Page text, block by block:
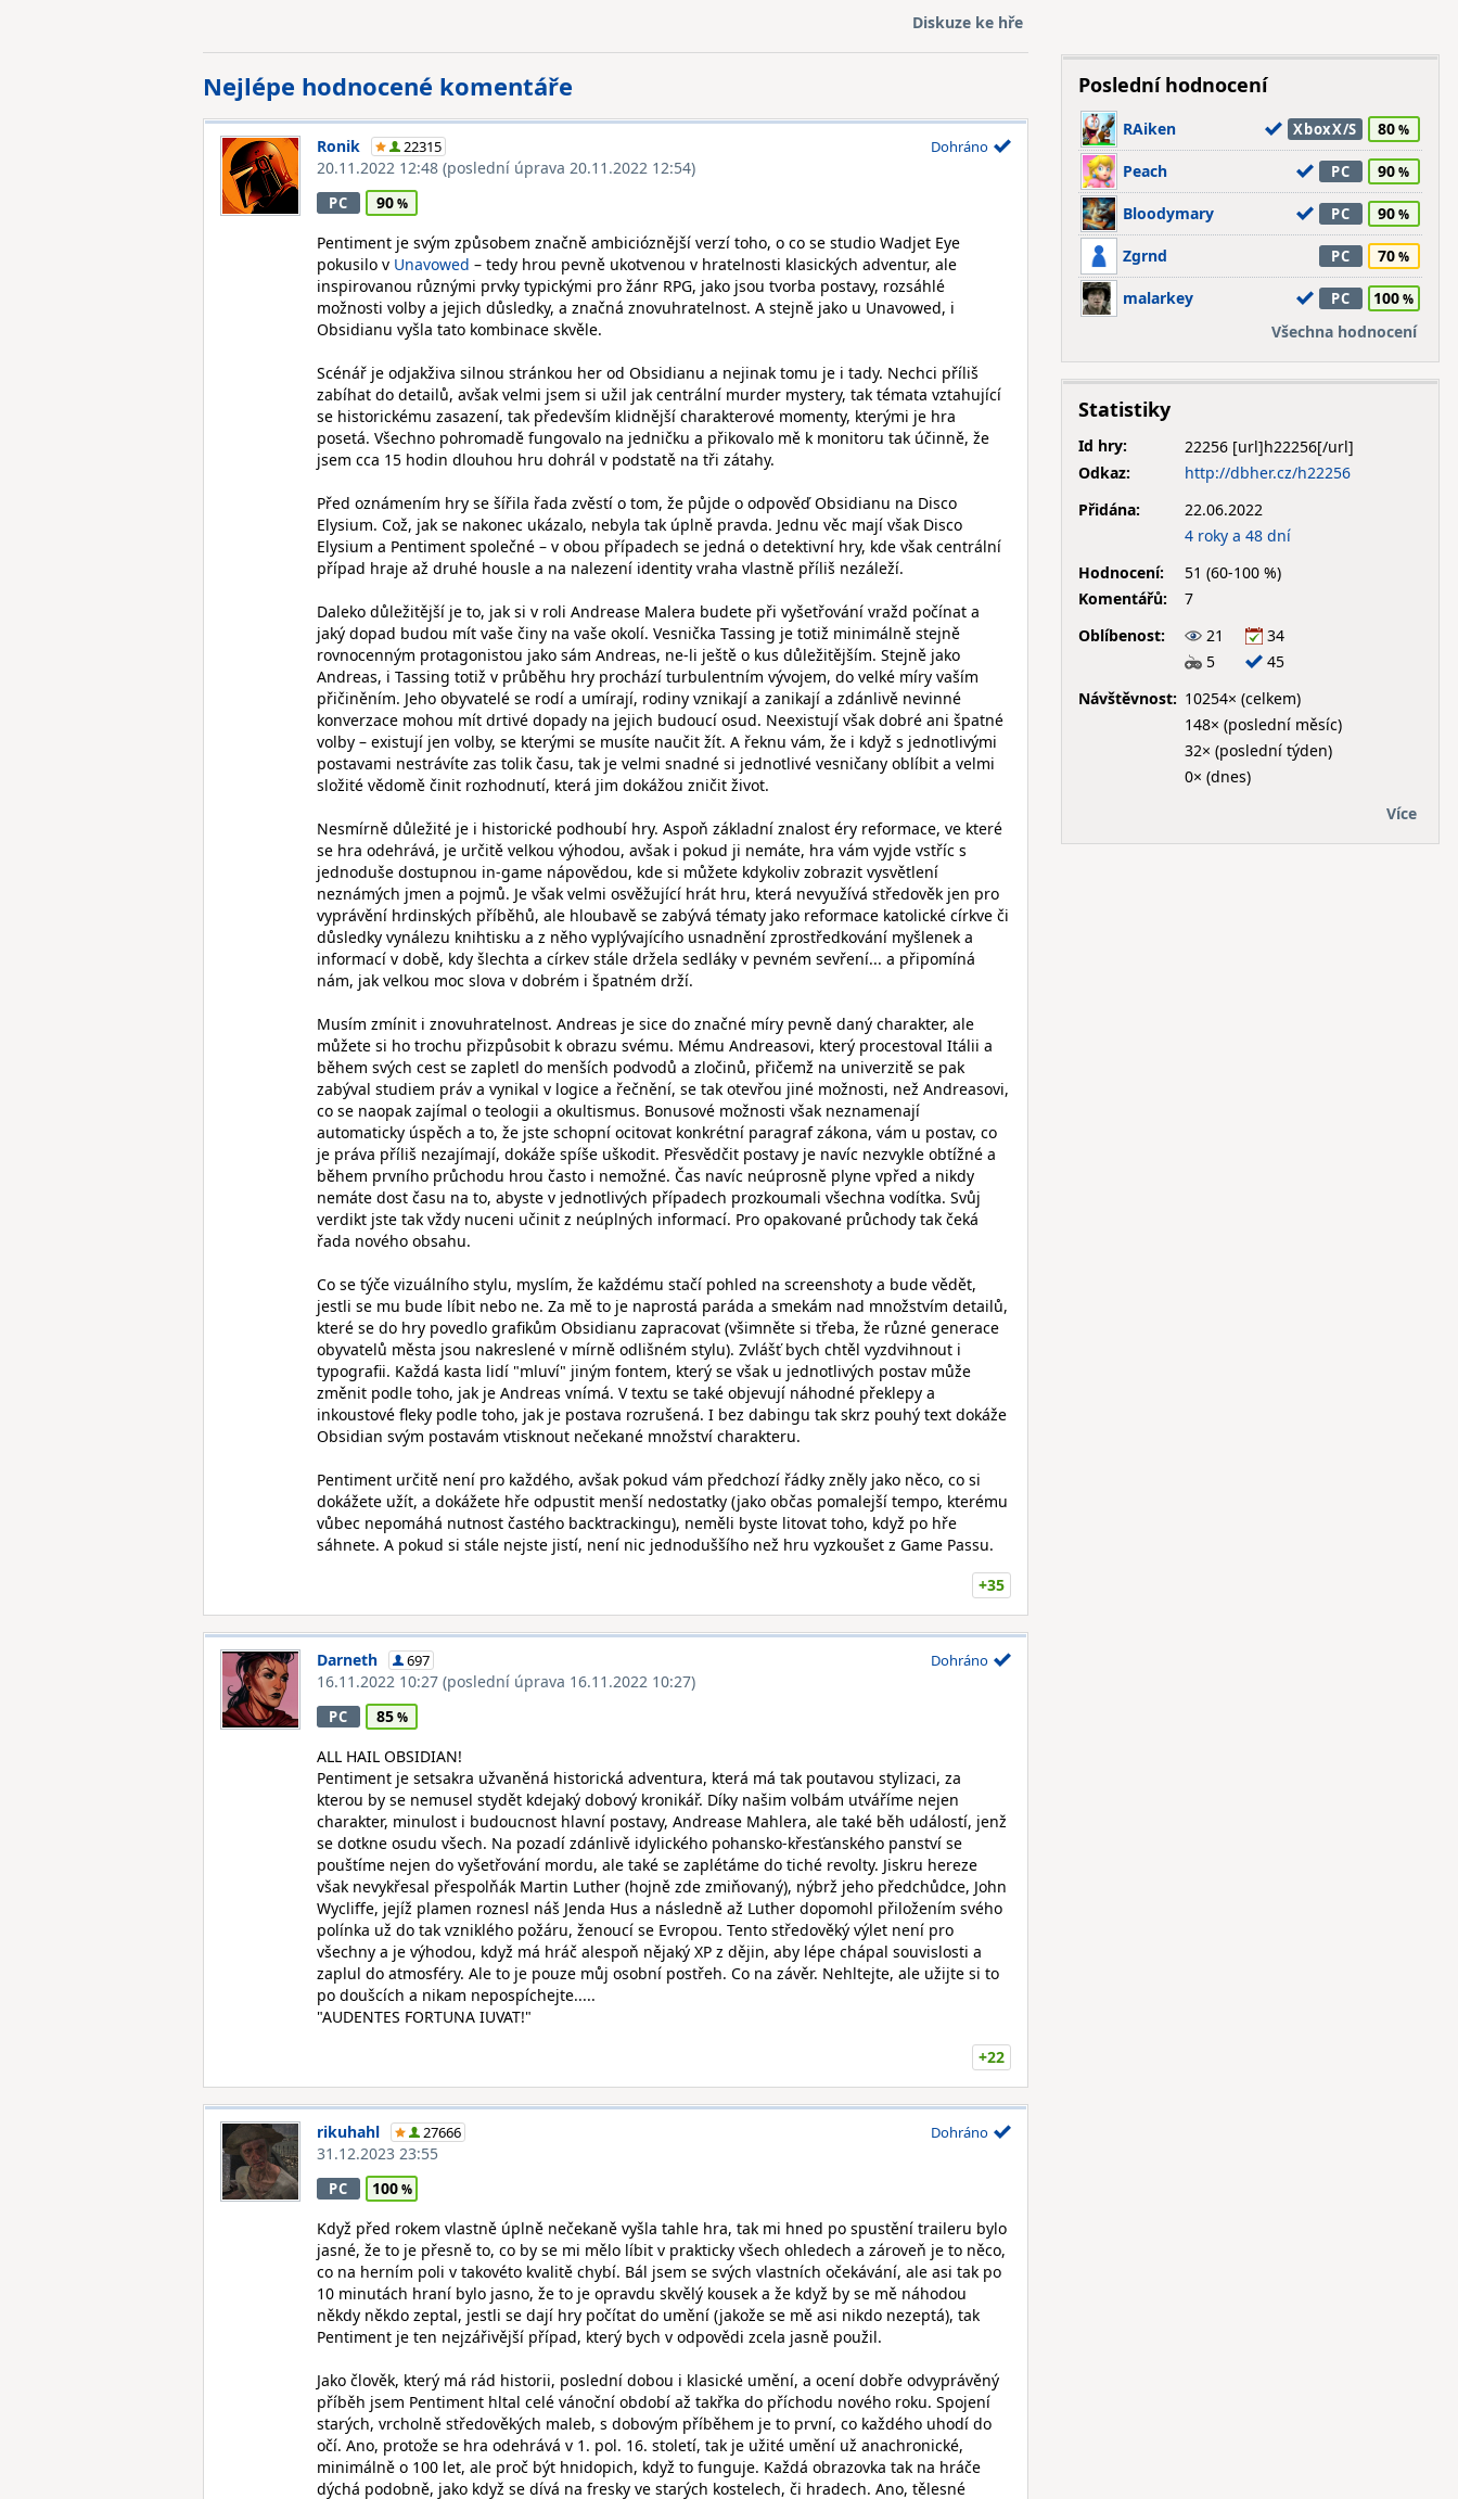
Diskuze ke hře
Nejlépe hodnocené komentáře
Ronik 22315
20.11.2022 12:48 (poslední úprava 20.11.2022 12:54)
Dohráno
PC
90
Pentiment je svým způsobem značně ambicióznější verzí toho, o co se studio Wadjet Eye
pokusilo v Unavowed – tedy hrou pevně ukotvenou v hratelnosti klasických adventur, ale
inspirovanou různými prvky typickými pro žánr RPG, jako jsou tvorba postavy, rozsáhlé
možnosti volby a jejich důsledky, a značná znovuhratelnost. A stejně jako u Unavowed, i
Obsidianu vyšla tato kombinace skvěle.
Scénář je odjakživa silnou stránkou her od Obsidianu a nejinak tomu je i tady. Nechci příliš
zabíhat do detailů, avšak velmi jsem si užil jak centrální murder mystery, tak témata vztahující
se historickému zasazení, tak především klidnější charakterové momenty, kterými je hra
posetá. Všechno pohromadě fungovalo na jedničku a přikovalo mě k monitoru tak účinně, že
jsem cca 15 hodin dlouhou hru dohrál v podstatě na tři zátahy.
Před oznámením hry se šířila řada zvěstí o tom, že půjde o odpověď Obsidianu na Disco
Elysium. Což, jak se nakonec ukázalo, nebyla tak úplně pravda. Jednu věc mají však Disco
Elysium a Pentiment společné – v obou případech se jedná o detektivní hry, kde však centrální
případ hraje až druhé housle a na nalezení identity vraha vlastně příliš nezáleží.
Daleko důležitější je to, jak si v roli Andrease Malera budete při vyšetřování vražd počínat a
jaký dopad budou mít vaše činy na vaše okolí. Vesnička Tassing je totiž minimálně stejně
rovnocenným protagonistou jako sám Andreas, ne-li ještě o kus důležitějším. Stejně jako
Andreas, i Tassing totiž v průběhu hry prochází turbulentním vývojem, do velké míry vaším
přičiněním. Jeho obyvatelé se rodí a umírají, rodiny vznikají a zanikají a zdánlivě nevinné
konverzace mohou mít drtivé dopady na jejich budoucí osud. Neexistují však dobré ani špatné
volby – existují jen volby, se kterými se musíte naučit žít. A řeknu vám, že i když s jednotlivými
postavami nestrávíte zas tolik času, tak je velmi snadné si jednotlivé vesničany oblíbit a velmi
složité vědomě činit rozhodnutí, která jim dokážou zničit život.
Nesmírně důležité je i historické podhoubí hry. Aspoň základní znalost éry reformace, ve které
se hra odehrává, je určitě velkou výhodou, avšak i pokud ji nemáte, hra vám vyjde vstříc s
jednoduše dostupnou in-game nápovědou, kde si můžete kdykoliv zobrazit vysvětlení
neznámých jmen a pojmů. Je však velmi osvěžující hrát hru, která nevyužívá středověk jen pro
vyprávění hrdinských příběhů, ale hloubavě se zabývá tématy jako reformace katolické církve či
důsledky vynálezu knihtisku a z něho vyplývajícího usnadnění zprostředkování myšlenek a
informací v době, kdy šlechta a církev stále držela sedláky v pevném sevření... a připomíná
nám, jak velkou moc slova v dobrém i špatném drží.
Musím zmínit i znovuhratelnost. Andreas je sice do značné míry pevně daný charakter, ale
můžete si ho trochu přizpůsobit k obrazu svému. Mému Andreasovi, který procestoval Itálii a
během svých cest se zapletl do menších podvodů a zločinů, přičemž na univerzitě se pak
zabýval studiem práv a vynikal v logice a řečnění, se tak otevřou jiné možnosti, než Andreasovi,
co se naopak zajímal o teologii a okultismus. Bonusové možnosti však neznamenají
automaticky úspěch a to, že jste schopní ocitovat konkrétní paragraf zákona, vám u postav, co
je práva příliš nezajímají, dokáže spíše uškodit. Přesvědčit postavy je navíc nezvykle obtížné a
během prvního průchodu hrou často i nemožné. Čas navíc neúprosně plyne vpřed a nikdy
nemáte dost času na to, abyste v jednotlivých případech prozkoumali všechna vodítka. Svůj
verdikt jste tak vždy nuceni učinit z neúplných informací. Pro opakované průchody tak čeká
řada nového obsahu.
Co se týče vizuálního stylu, myslím, že každému stačí pohled na screenshoty a bude vědět,
jestli se mu bude líbit nebo ne. Za mě to je naprostá paráda a smekám nad množstvím detailů,
které se do hry povedlo grafikům Obsidianu zapracovat (všimněte si třeba, že různé generace
obyvatelů města jsou nakreslené v mírně odlišném stylu). Zvlášť bych chtěl vyzdvihnout i
typografii. Každá kasta lidí "mluví" jiným fontem, který se však u jednotlivých postav může
změnit podle toho, jak je Andreas vnímá. V textu se také objevují náhodné překlepy a
inkoustové fleky podle toho, jak je postava rozrušená. I bez dabingu tak skrz pouhý text dokáže
Obsidian svým postavám vtisknout nečekané množství charakteru.
Pentiment určitě není pro každého, avšak pokud vám předchozí řádky zněly jako něco, co si
dokážete užít, a dokážete hře odpustit menší nedostatky (jako občas pomalejší tempo, kterému
vůbec nepomáhá nutnost častého backtrackingu), neměli byste litovat toho, když po hře
sáhnete. A pokud si stále nejste jistí, není nic jednoduššího než hru vyzkoušet z Game Passu.
+35
Darneth 697
16.11.2022 10:27 (poslední úprava 16.11.2022 10:27)
Dohráno
PC
85
ALL HAIL OBSIDIAN!
Pentiment je setsakra užvaněná historická adventura, která má tak poutavou stylizaci, za
kterou by se nemusel stydět kdejaký dobový kronikář. Díky našim volbám utváříme nejen
charakter, minulost i budoucnost hlavní postavy, Andrease Mahlera, ale také běh událostí, jenž
se dotkne osudu všech. Na pozadí zdánlivě idylického pohansko-křesťanského panství se
pouštíme nejen do vyšetřování mordu, ale také se zaplétáme do tiché revolty. Jiskru hereze
však nevykřesal přespolňák Martin Luther (hojně zde zmiňovaný), nýbrž jeho předchůdce, John
Wycliffe, jejíž plamen roznesl náš Jenda Hus a následně až Luther dopomohl přiložením svého
polínka už do tak vzniklého požáru, ženoucí se Evropou. Tento středověký výlet není pro
všechny a je výhodou, když má hráč alespoň nějaký XP z dějin, aby lépe chápal souvislosti a
zaplul do atmosféry. Ale to je pouze můj osobní postřeh. Co na závěr. Nehltejte, ale užijte si to
po doušcích a nikam nepospíchejte.....
"AUDENTES FORTUNA IUVAT!"
+22
rikuhahl 27666
31.12.2023 23:55
Dohráno
PC
100
Když před rokem vlastně úplně nečekaně vyšla tahle hra, tak mi hned po spustění traileru bylo
jasné, že to je přesně to, co by se mi mělo líbit v prakticky všech ohledech a zároveň je to něco,
co na herním poli v takovéto kvalitě chybí. Bál jsem se svých vlastních očekávání, ale asi tak po
10 minutách hraní bylo jasno, že to je opravdu skvělý kousek a že když by se mě náhodou
někdy někdo zeptal, jestli se dají hry počítat do umění (jakože se mě asi nikdo nezeptá), tak
Pentiment je ten nejzářivější případ, který bych v odpovědi zcela jasně použil.
Jako člověk, který má rád historii, poslední dobou i klasické umění, a ocení dobře odvyprávěný
příběh jsem Pentiment hltal celé vánoční období až takřka do příchodu nového roku. Spojení
starých, vrcholně středověkých maleb, s dobovým příběhem je to první, co každého uhodí do
očí. Ano, protože se hra odehrává v 1. pol. 16. století, tak je užité umění už anachronické,
minimálně o 100 let, ale proč být hnidopich, když to funguje. Každá obrazovka tak na hráče
dýchá podobně, jako když se dívá na fresky ve starých kostelech, či hradech. Ano, tělesné
Poslední hodnocení
RAiken XboxX/S 80
Peach PC 90
Bloodymary PC 90
Zgrnd PC 70
malarkey PC
100
Všechna hodnocení
Statistiky
Id hry:
22256
Odkaz:
http://dbher.cz/h22256
Přidána:
22.06.2022
4 roky a 48 dní
Hodnocení:
51 (60-100 %)
Komentářů:
7
Oblíbenost:
21
34
5
45
Návštěvnost: 10254× (celkem)
148× (poslední měsíc)
32× (poslední týden)
0× (dnes)
Více